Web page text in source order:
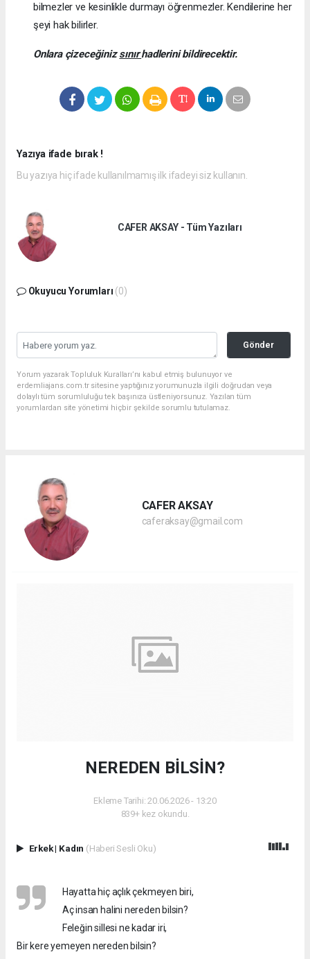
bilmezler ve kesinlikle durmayı öğrenmezler. Kendilerine her
şeyi hak bilirler.
Onlara çizeceğinizsınırhadlerini bildirecektir.
Yazıya ifade bırak !
Bu yazıya hiç ifade kullanılmamış ilk ifadeyi siz kullanın.
CAFER AKSAY - Tüm Yazıları
Okuyucu Yorumları (0)
Gönder
Yorum yazarak Topluluk Kuralları’nı kabul etmiş bulunuyor ve
erdemliajans.com.tr sitesine yaptığınız yorumunuzla ilgili doğrudan veya
dolaylı tüm sorumluluğu tek başınıza üstleniyorsunuz. Yazılan tüm
yorumlardan site yönetimi hiçbir şekilde sorumlu tutulamaz.
CAFER AKSAY
caferaksay@gmail.com
NEREDEN BİLSİN?
Ekleme Tarihi: 20.06.2026 - 13:20
839+ kez okundu.
Erkek| Kadın (Haberi Sesli Oku)
Hayatta hiç açlık çekmeyen biri,
Aç insan halini nereden bilsin?
Feleğin sillesi ne kadar iri,
Bir kere yemeyen nereden bilsin?